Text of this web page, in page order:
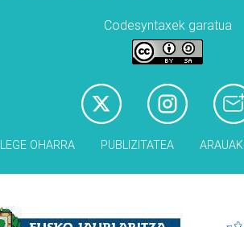
Codesyntaxek garatua
LEGE OHARRA PUBLIZITATEA ARAUAK